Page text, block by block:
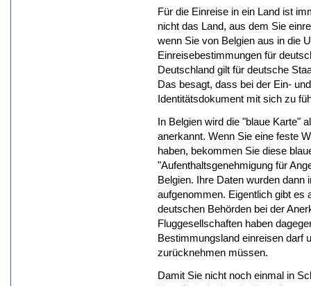
Für die Einreise in ein Land ist
nicht das Land, aus dem Sie
wenn Sie von Belgien aus in die
Einreisebestimmungen für
Deutschland gilt für deutsche
Das besagt, dass bei der Ein-
Identitätsdokument mit sich zu
In Belgien wird die "blaue Karte"
anerkannt. Wenn Sie eine feste
haben, bekommen Sie diese
"Aufenthaltsgenehmigung für
Belgien. Ihre Daten wurden
aufgenommen. Eigentlich gibt es
deutschen Behörden bei der
Fluggesellschaften haben
Bestimmungsland einreisen darf
zurücknehmen müssen.
Damit Sie nicht noch einmal in